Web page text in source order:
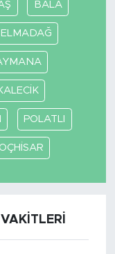
BALA
ELMADAĞ
POLATLI